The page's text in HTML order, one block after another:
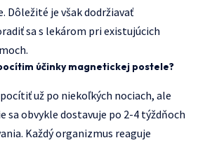
Dôležité je však dodržiavať
sa s lekárom pri existujúcich
účinky magnetickej postele?
už po niekoľkých nociach, ale
sa obvykle dostavuje po 2-4 týždňoch
Každý organizmus reaguje